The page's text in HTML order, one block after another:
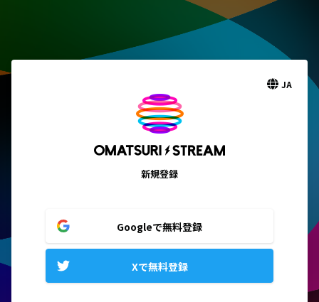
JA
新規登録
Googleで無料登録
Xで無料登録